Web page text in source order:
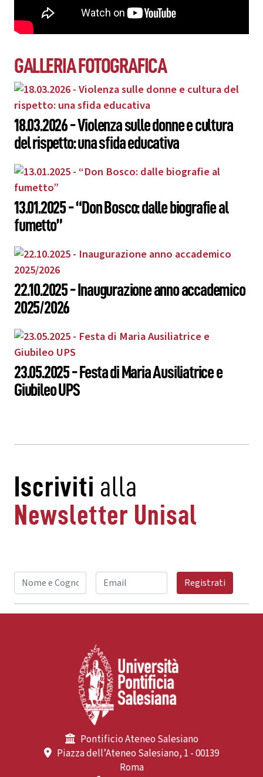
GALLERIA FOTOGRAFICA
18.03.2026 - Violenza sulle donne e cultura
del rispetto: una sfida educativa
13.01.2025 - “Don Bosco: dalle biografie al
fumetto”
22.10.2025 - Inaugurazione anno accademico
2025/2026
23.05.2025 - Festa di Maria Ausiliatrice e
Giubileo UPS
Iscriviti alla
Newsletter Unisal
Registrati
Pontificio Ateneo Salesiano
Piazza dell’Ateneo Salesiano, 1 - 00139
Roma